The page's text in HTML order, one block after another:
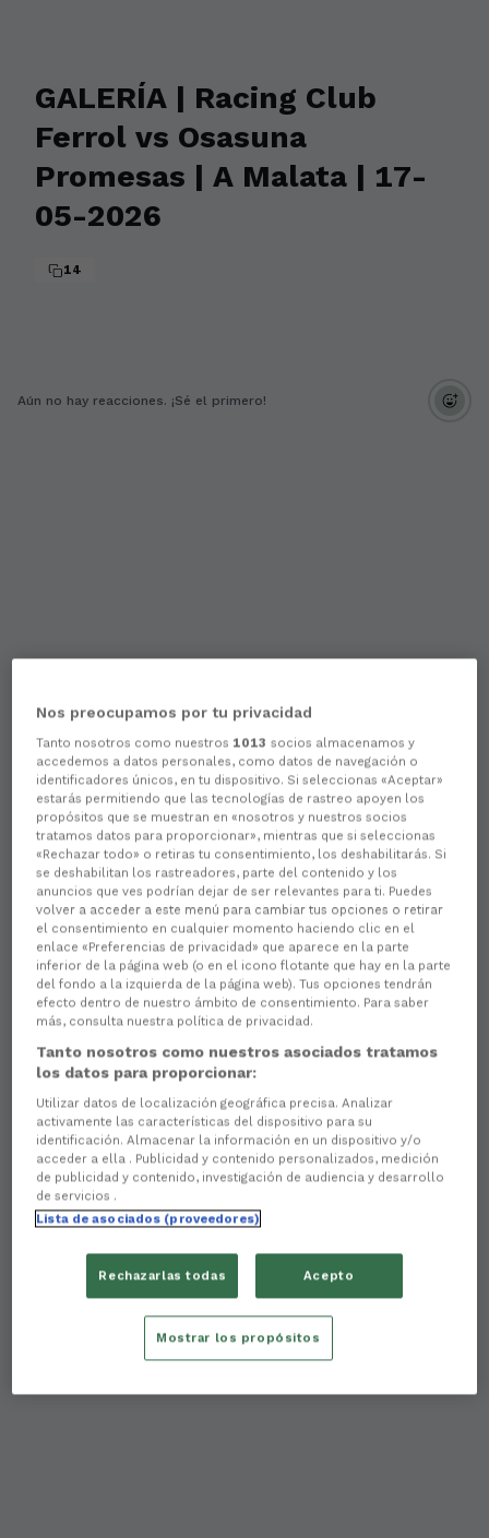
GALERÍA | Racing Club
Ferrol vs Osasuna
Promesas | A Malata | 17-
05-2026
14
Aún no hay reacciones. ¡Sé el primero!
Nos preocupamos por tu privacidad
Tanto nosotros como nuestros 1013 socios almacenamos y
accedemos a datos personales, como datos de navegación o
identificadores únicos, en tu dispositivo. Si seleccionas «Aceptar»
estarás permitiendo que las tecnologías de rastreo apoyen los
propósitos que se muestran en «nosotros y nuestros socios
tratamos datos para proporcionar», mientras que si seleccionas
«Rechazar todo» o retiras tu consentimiento, los deshabilitarás. Si
se deshabilitan los rastreadores, parte del contenido y los
anuncios que ves podrían dejar de ser relevantes para ti. Puedes
volver a acceder a este menú para cambiar tus opciones o retirar
el consentimiento en cualquier momento haciendo clic en el
enlace «Preferencias de privacidad» que aparece en la parte
inferior de la página web (o en el icono flotante que hay en la parte
del fondo a la izquierda de la página web). Tus opciones tendrán
efecto dentro de nuestro ámbito de consentimiento. Para saber
más, consulta nuestra política de privacidad.
Tanto nosotros como nuestros asociados tratamos
los datos para proporcionar:
Utilizar datos de localización geográfica precisa. Analizar
activamente las características del dispositivo para su
identificación. Almacenar la información en un dispositivo y/o
acceder a ella . Publicidad y contenido personalizados, medición
de publicidad y contenido, investigación de audiencia y desarrollo
de servicios .
Lista de asociados (proveedores)
Rechazarlas todas Acepto
Mostrar los propósitos